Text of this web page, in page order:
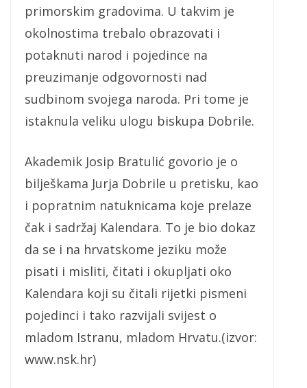
primorskim gradovima. U takvim je
okolnostima trebalo obrazovati i
potaknuti narod i pojedince na
preuzimanje odgovornosti nad
sudbinom svojega naroda. Pri tome je
istaknula veliku ulogu biskupa Dobrile.
Akademik Josip Bratulić govorio je o
bilješkama Jurja Dobrile u pretisku, kao
i popratnim natuknicama koje prelaze
čak i sadržaj Kalendara. To je bio dokaz
da se i na hrvatskome jeziku može
pisati i misliti, čitati i okupljati oko
Kalendara koji su čitali rijetki pismeni
pojedinci i tako razvijali svijest o
mladom Istranu, mladom Hrvatu.(izvor:
www.nsk.hr)